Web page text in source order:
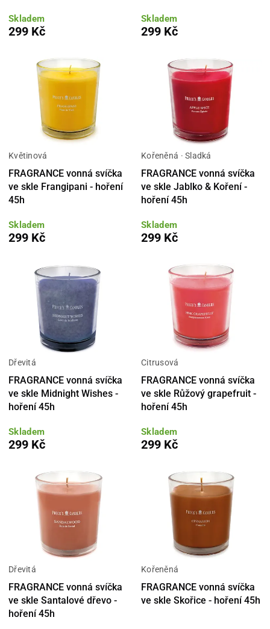
Skladem
299 Kč
Skladem
299 Kč
Květinová
FRAGRANCE vonná svíčka
ve skle Frangipani - hoření
45h
Skladem
299 Kč
Kořeněná · Sladká
FRAGRANCE vonná svíčka
ve skle Jablko & Koření -
hoření 45h
Skladem
299 Kč
Dřevitá
FRAGRANCE vonná svíčka
ve skle Midnight Wishes -
hoření 45h
Skladem
299 Kč
Citrusová
FRAGRANCE vonná svíčka
ve skle Růžový grapefruit -
hoření 45h
Skladem
299 Kč
Dřevitá
FRAGRANCE vonná svíčka
ve skle Santalové dřevo -
hoření 45h
Kořeněná
FRAGRANCE vonná svíčka
ve skle Skořice - hoření 45h